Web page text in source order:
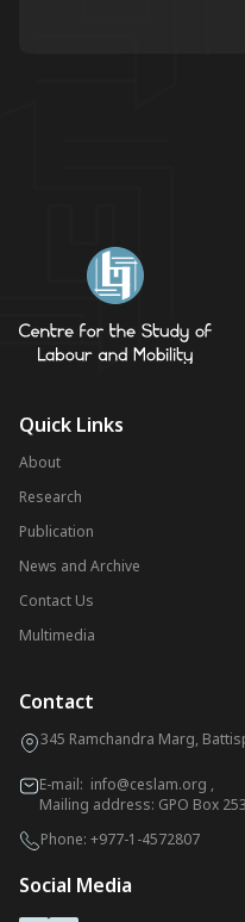
Quick Links
About
Research
Publication
News and Archive
Contact Us
Multimedia
Contact
345 Ramchandra Marg,
E-mail: info@ceslam.org ,
Mailing address: GPO Box
Phone: +977-1-4572807
Social Media